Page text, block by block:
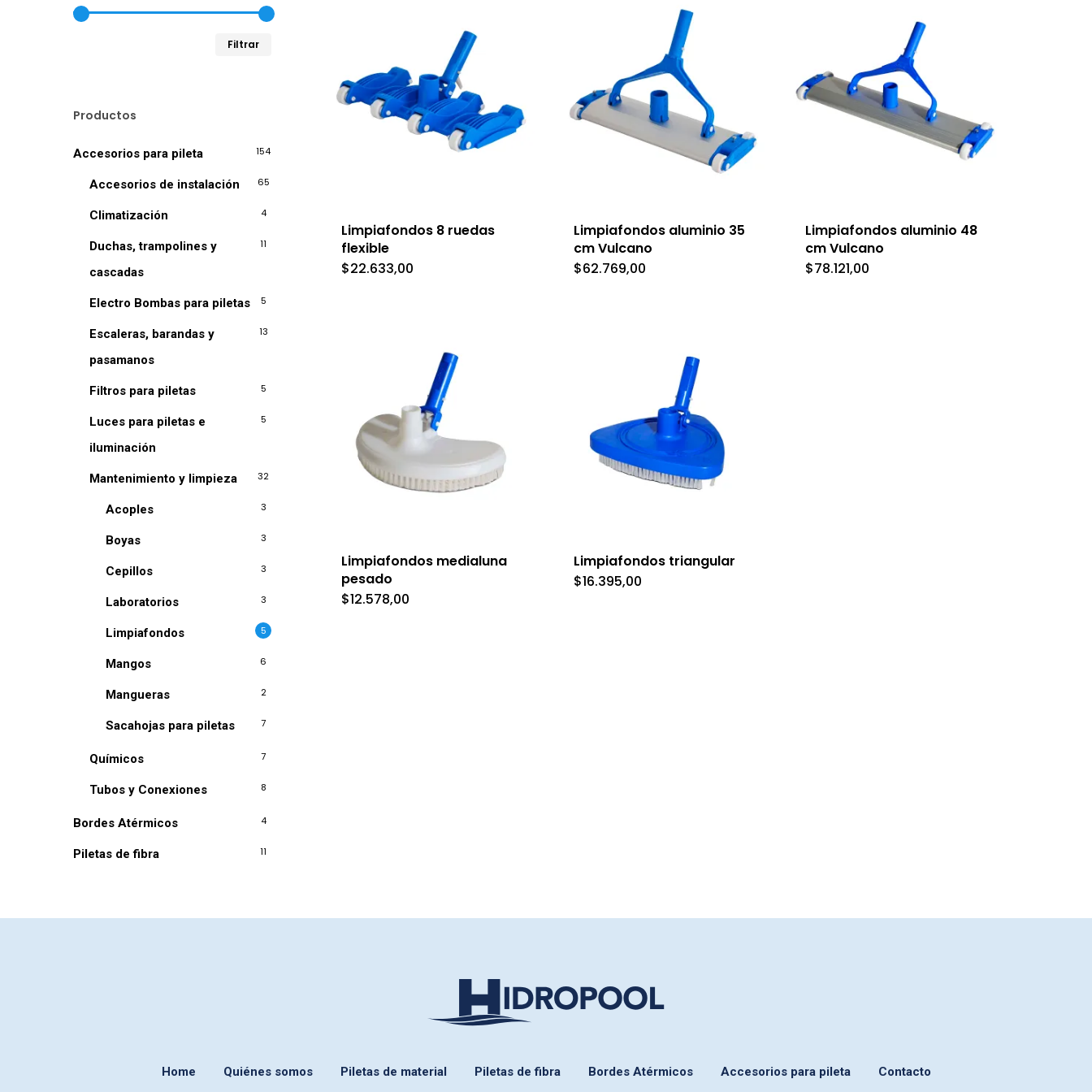
Filtrar
Productos
Accesorios para pileta 154
Accesorios de instalación 65
Climatización 4
Duchas, trampolines y
cascadas
11
Electro Bombas para piletas 5
Escaleras, barandas y
pasamanos
13
Filtros para piletas 5
Luces para piletas e
iluminación
5
Mantenimiento y limpieza 32
Acoples 3
Boyas 3
Cepillos 3
Laboratorios 3
Limpiafondos 5
Mangos 6
Mangueras 2
Sacahojas para piletas 7
Químicos 7
Tubos y Conexiones 8
Bordes Atérmicos 4
Piletas de fibra 11
Limpiafondos 8 ruedas
flexible
$22.633,00
Limpiafondos aluminio 35
cm Vulcano
$62.769,00
Limpiafondos aluminio 48
cm Vulcano
$78.121,00
Limpiafondos medialuna
pesado
$12.578,00
Limpiafondos triangular
$16.395,00
Home Quiénes somos Piletas de material Piletas de fibra Bordes Atérmicos Accesorios para pileta Contacto